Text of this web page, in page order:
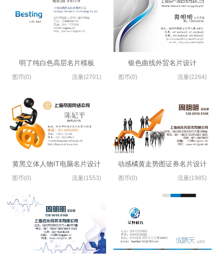
明了纯白色高层名片模板
图币(0) 流量(2701)
黄黑立体人物IT电脑名片设计
图币(0) 流量(1553)
银色曲线外贸名片设计
图币(0) 流量(2264)
动感橘黄走势图证券名片设计
图币(0) 流量(1985)